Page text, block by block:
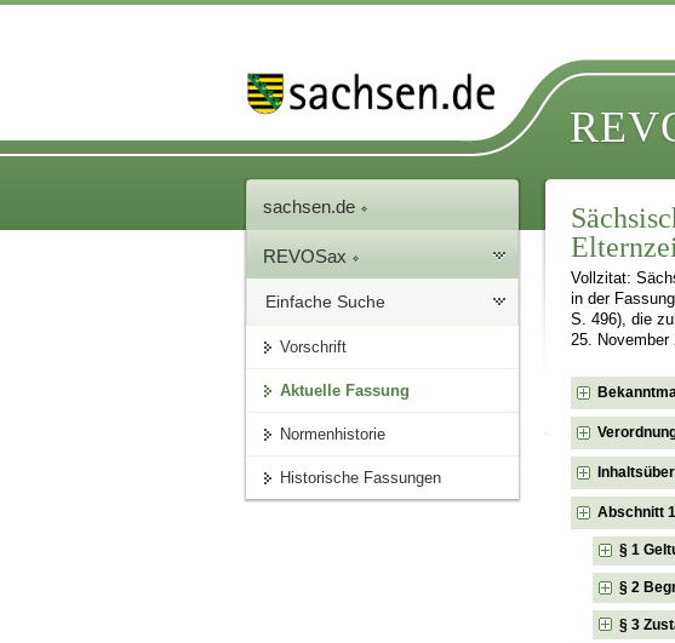
sachsen.de
REVOSax
Einfache Suche
Vorschrift
Aktuelle Fassung
Normenhistorie
Historische Fassungen
Vollzitat:
in der
S. 496), die
25. November
Abschnitt
§ 1
§ 2
§ 3